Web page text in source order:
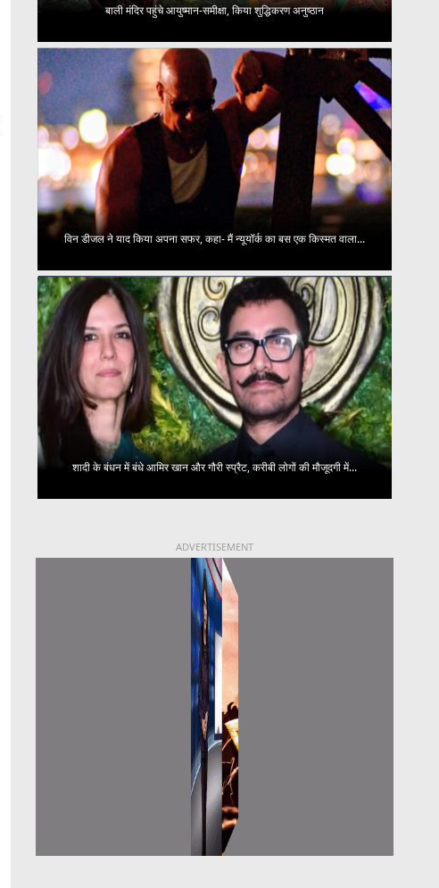
बाली मंदिर पहुंचे आयुष्मान-समीक्षा, किया शुद्धिकरण अनुष्ठान
विन डीजल ने याद किया अपना सफर, कहा- मैं न्यूयॉर्क का बस एक किस्मत वाला...
शादी के बंधन में बंधे आमिर खान और गौरी स्प्रैट, करीबी लोगों की मौजूदगी में...
ADVERTISEMENT